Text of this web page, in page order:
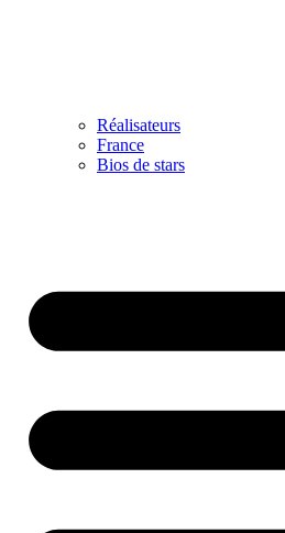
Réalisateurs
France
Bios de stars